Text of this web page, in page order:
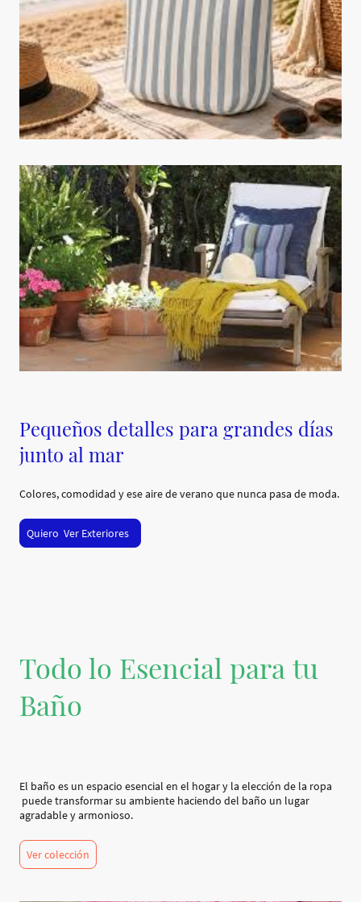
Pequeños detalles para grandes días
junto al mar
Colores, comodidad y ese aire de verano que nunca pasa de moda.
Quiero Ver Exteriores
Todo lo Esencial para tu
Baño
El baño es un espacio esencial en el hogar y la elección de la ropa
puede transformar su ambiente haciendo del baño un lugar
agradable y armonioso.
Ver colección